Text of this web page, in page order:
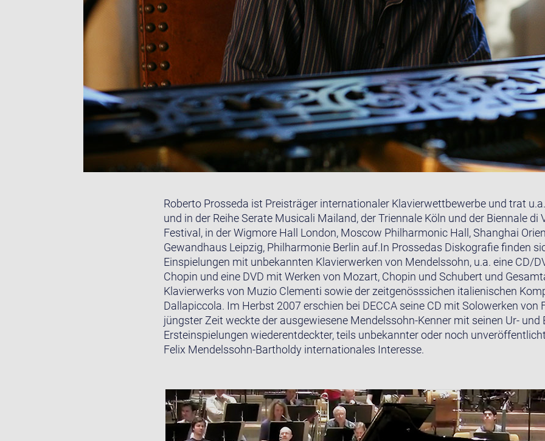
Roberto Prosseda ist Preisträger internationaler Klavierwettbewerbe und trat
und in der Reihe Serate Musicali Mailand, der Triennale Köln und der Biennale di
Festival, in der Wigmore Hall London, Moscow Philharmonic Hall, Shanghai
Gewandhaus Leipzig, Philharmonie Berlin auf.In Prossedas Diskografie finden
Einspielungen mit unbekannten Klavierwerken von Mendelssohn, u.a. eine CD/
Chopin und eine DVD mit Werken von Mozart, Chopin und Schubert und
Klavierwerks von Muzio Clementi sowie der zeitgenösssichen italienischen
Dallapiccola. Im Herbst 2007 erschien bei DECCA seine CD mit Solowerken von
jüngster Zeit weckte der ausgewiesene Mendelssohn-Kenner mit seinen Ur-
Ersteinspielungen wiederentdeckter, teils unbekannter oder noch
Felix Mendelssohn-Bartholdy internationales Interesse.